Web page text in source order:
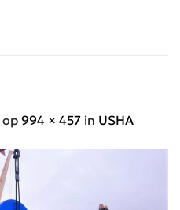
op 994 × 457 in USHA